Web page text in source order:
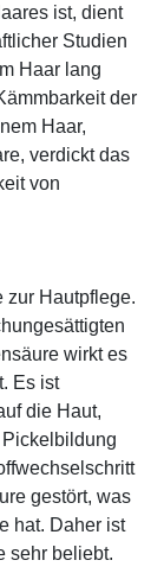
ist, dient
Studien
Haar lang
der
Haar,
verdickt das
von
zur Hautpflege.
wirkt es
Es ist
die Haut,
gestört, was
hat. Daher ist
sehr beliebt.